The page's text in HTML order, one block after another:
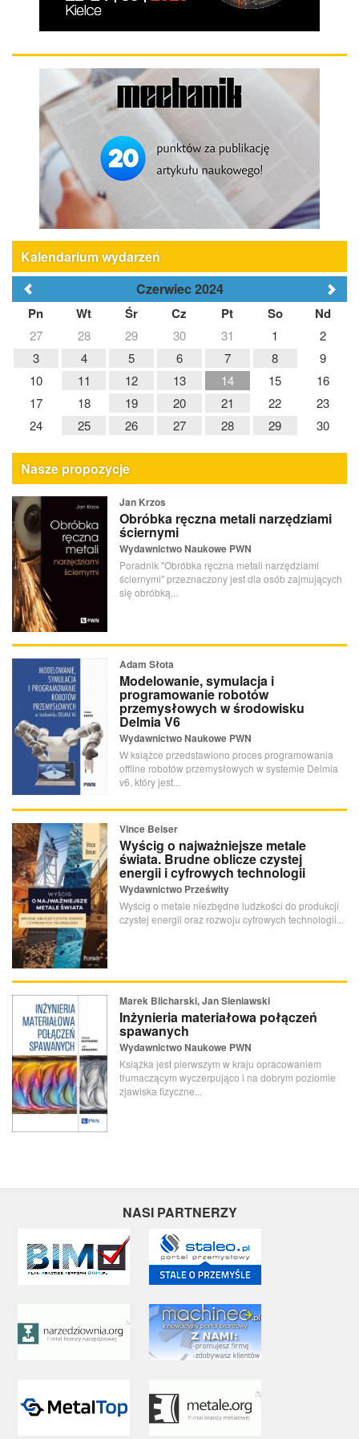
Kalendarium wydarzeń
Czerwiec 2024
Pn Wt Śr Cz Pt So Nd
27 28 29 30 31 1
2
3
4 5 6 7 8
9
10
11 12 13 14 15
16
17
18 19 20 21 22
23
24
25 26 27 28 29 30
Nasze propozycje
Jan Krzos
Obróbka ręczna metali narzędziami
ściernymi
Wydawnictwo Naukowe PWN
Poradnik "Obróbka ręczna metali narzędziami
ściernymi" przeznaczony jest dla osób zajmujących
się obróbką...
Adam Słota
Modelowanie, symulacja i
programowanie robotów
przemysłowych w środowisku
Delmia V6
Wydawnictwo Naukowe PWN
W książce przedstawiono proces programowania
offline robotów przemysłowych w systemie Delmia
v6, który jest...
Vince Beiser
Wyścig o najważniejsze metale
świata. Brudne oblicze czystej
energii i cyfrowych technologii
Wydawnictwo Prześwity
Wyścig o metale niezbędne ludzkości do produkcji
czystej energii oraz rozwoju cyfrowych technologii...
Marek Blicharski, Jan Sieniawski
Inżynieria materiałowa połączeń
spawanych
Wydawnictwo Naukowe PWN
Książka jest pierwszym w kraju opracowaniem
tłumaczącym wyczerpująco i na dobrym poziomie
zjawiska fizyczne...
NASI PARTNERZY